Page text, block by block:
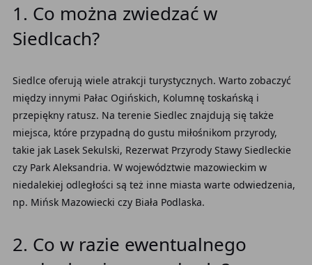
1. Co można zwiedzać w
Siedlcach?
Siedlce oferują wiele atrakcji turystycznych. Warto zobaczyć
między innymi Pałac Ogińskich, Kolumnę toskańską i
przepiękny ratusz. Na terenie Siedlec znajdują się także
miejsca, które przypadną do gustu miłośnikom przyrody,
takie jak Lasek Sekulski, Rezerwat Przyrody Stawy Siedleckie
czy Park Aleksandria. W województwie mazowieckim w
niedalekiej odległości są też inne miasta warte odwiedzenia,
np. Mińsk Mazowiecki czy Biała Podlaska.
2. Co w razie ewentualnego